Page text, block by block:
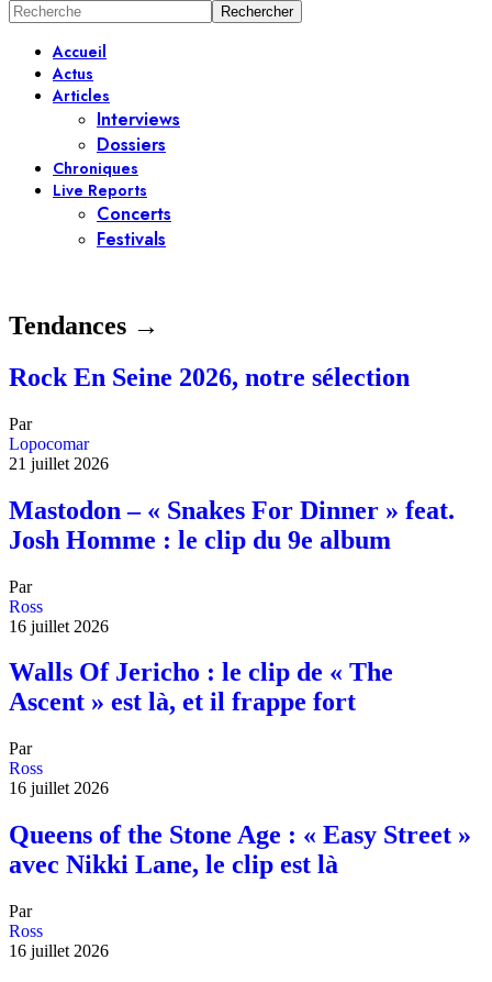
Accueil
Actus
Articles
Interviews
Dossiers
Chroniques
Live Reports
Concerts
Festivals
Tendances →
Rock En Seine 2026, notre sélection
Par
Lopocomar
21 juillet 2026
Mastodon – « Snakes For Dinner » feat.
Josh Homme : le clip du 9e album
Par
Ross
16 juillet 2026
Walls Of Jericho : le clip de « The
Ascent » est là, et il frappe fort
Par
Ross
16 juillet 2026
Queens of the Stone Age : « Easy Street »
avec Nikki Lane, le clip est là
Par
Ross
16 juillet 2026